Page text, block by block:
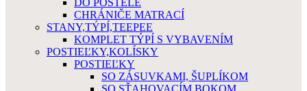
DO POSTELE
CHRÁNIČE MATRACÍ
STANY,TÝPÍ,TEEPEE
KOMPLET TÝPÍ S VYBAVENÍM
POSTIEĽKY,KOLÍSKY
POSTIEĽKY
SO ZÁSUVKAMI, ŠUPLÍKOM